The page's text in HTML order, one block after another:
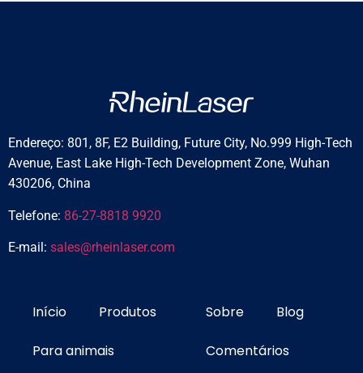
Endereço: 801, 8F, E2 Building, Future City, No.999 High-Tech
Avenue, East Lake High-Tech Development Zone, Wuhan
430206, China
Telefone: 86-27-8818 9920
E-mail: sales@rheinlaser.com
Início Produtos
Para animais
Sobre Blog
Comentários